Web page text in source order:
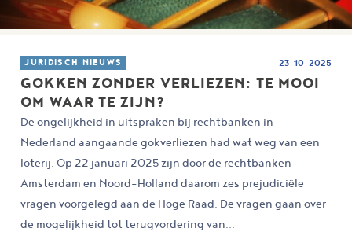
GOKKEN ZONDER VERLIEZEN: TE MOOI
OM WAAR TE ZIJN?
JURIDISCH NIEUWS 23-10-2025
De ongelijkheid in uitspraken bij rechtbanken in
Nederland aangaande gokverliezen had wat weg van een
loterij. Op 22 januari 2025 zijn door de rechtbanken
Amsterdam en Noord-Holland daarom zes prejudiciële
vragen voorgelegd aan de Hoge Raad. De vragen gaan over
de mogelijkheid tot terugvordering van...